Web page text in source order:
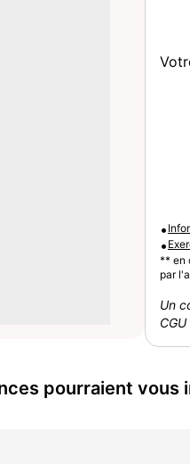
•
•
** en
par
Un
pourraient vous